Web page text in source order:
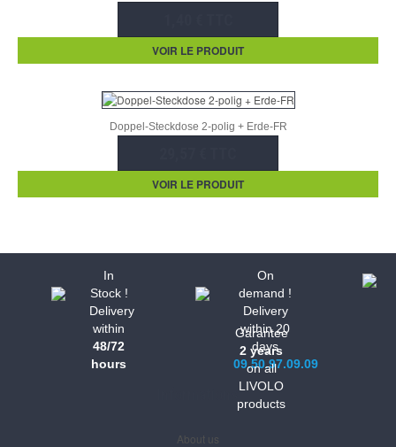
VOIR LE PRODUIT
Doppel-Steckdose 2-polig + Erde-FR
VOIR LE PRODUIT
In
Stock !
Delivery
within
48/72
hours
On
demand !
Delivery
within 20
days
09.50.97.09.09
Garantee
2 years
on all
LIVOLO
products
About us